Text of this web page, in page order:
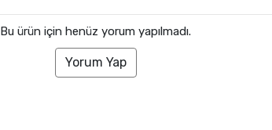
Bu ürün için henüz yorum yapılmadı.
Yorum Yap